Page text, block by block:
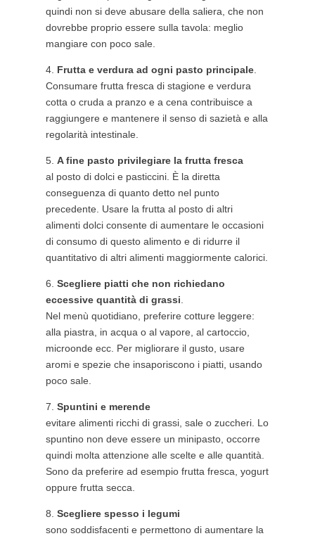
quindi non si deve abusare della saliera, che non
dovrebbe proprio essere sulla tavola: meglio
mangiare con poco sale.
Frutta e verdura ad ogni pasto principale.
Consumare frutta fresca di stagione e verdura
cotta o cruda a pranzo e a cena contribuisce a
raggiungere e mantenere il senso di sazietà e alla
regolarità intestinale.
A fine pasto privilegiare la frutta fresca
al posto di dolci e pasticcini. È la diretta
conseguenza di quanto detto nel punto
precedente. Usare la frutta al posto di altri
alimenti dolci consente di aumentare le occasioni
di consumo di questo alimento e di ridurre il
quantitativo di altri alimenti maggiormente calorici.
Scegliere piatti che non richiedano
eccessive quantità di grassi
Nel menù quotidiano, preferire cotture leggere:
alla piastra, in acqua o al vapore, al cartoccio,
microonde ecc. Per migliorare il gusto, usare
aromi e spezie che insaporiscono i piatti, usando
poco sale.
Spuntini e merende
evitare alimenti ricchi di grassi, sale o zuccheri. Lo
spuntino non deve essere un minipasto, occorre
quindi molta attenzione alle scelte e alle quantità.
Sono da preferire ad esempio frutta fresca, yogurt
oppure frutta secca.
Scegliere spesso i legumi
sono soddisfacenti e permettono di aumentare la